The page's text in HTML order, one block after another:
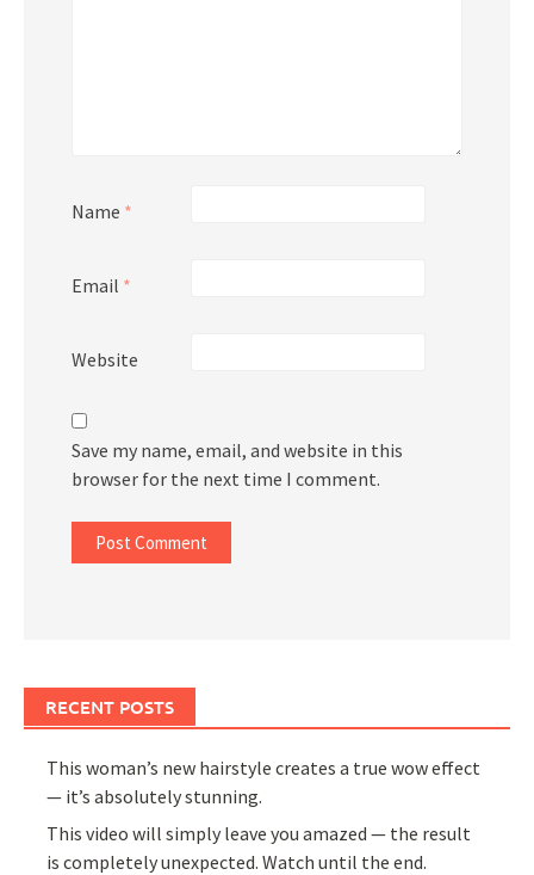
Name *
Email *
Website
Save my name, email, and website in this
browser for the next time I comment.
RECENT POSTS
This woman’s new hairstyle creates a true wow effect
— it’s absolutely stunning.
This video will simply leave you amazed — the result
is completely unexpected. Watch until the end.